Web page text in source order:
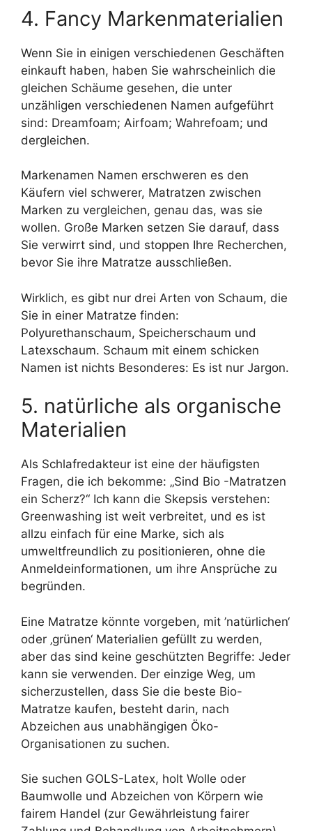
4. Fancy Markenmaterialien
Wenn Sie in einigen verschiedenen Geschäften
einkauft haben, haben Sie wahrscheinlich die
gleichen Schäume gesehen, die unter
unzähligen verschiedenen Namen aufgeführt
sind: Dreamfoam; Airfoam; Wahrefoam; und
dergleichen.
Markenamen Namen erschweren es den
Käufern viel schwerer, Matratzen zwischen
Marken zu vergleichen, genau das, was sie
wollen. Große Marken setzen Sie darauf, dass
Sie verwirrt sind, und stoppen Ihre Recherchen,
bevor Sie ihre Matratze ausschließen.
Wirklich, es gibt nur drei Arten von Schaum, die
Sie in einer Matratze finden:
Polyurethanschaum, Speicherschaum und
Latexschaum. Schaum mit einem schicken
Namen ist nichts Besonderes: Es ist nur Jargon.
5. natürliche als organische
Materialien
Als Schlafredakteur ist eine der häufigsten
Fragen, die ich bekomme: „Sind Bio -Matratzen
ein Scherz?“ Ich kann die Skepsis verstehen:
Greenwashing ist weit verbreitet, und es ist
allzu einfach für eine Marke, sich als
umweltfreundlich zu positionieren, ohne die
Anmeldeinformationen, um ihre Ansprüche zu
begründen.
Eine Matratze könnte vorgeben, mit ’natürlichen‘
oder ‚grünen‘ Materialien gefüllt zu werden,
aber das sind keine geschützten Begriffe: Jeder
kann sie verwenden. Der einzige Weg, um
sicherzustellen, dass Sie die beste Bio-
Matratze kaufen, besteht darin, nach
Abzeichen aus unabhängigen Öko-
Organisationen zu suchen.
Sie suchen GOLS-Latex, holt Wolle oder
Baumwolle und Abzeichen von Körpern wie
fairem Handel (zur Gewährleistung fairer